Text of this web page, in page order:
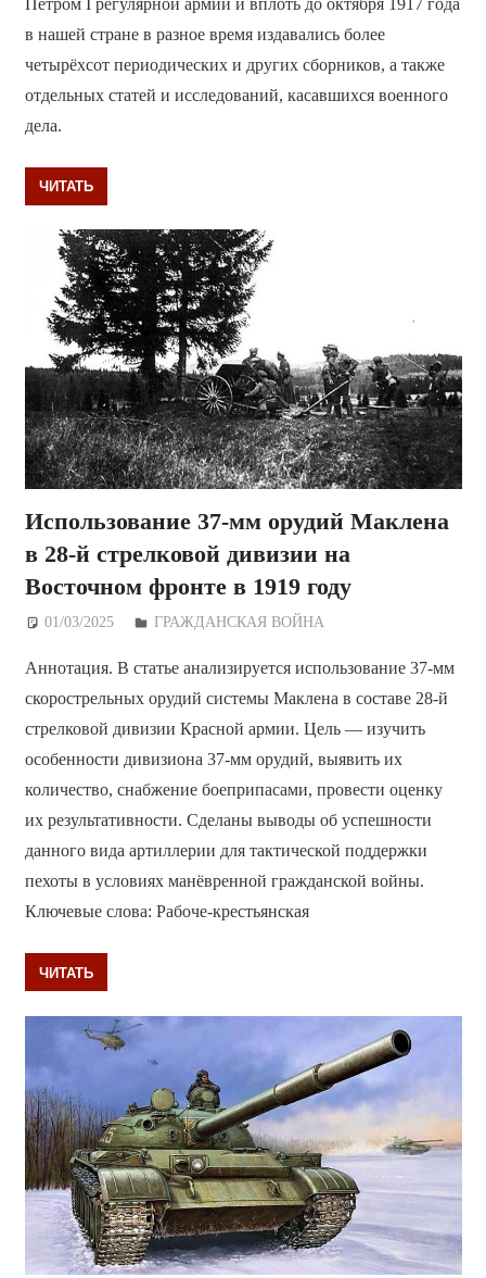
Петром I регулярной армии и вплоть до октября 1917 года
в нашей стране в разное время издавались более
четырёхсот периодических и других сборников, а также
отдельных статей и исследований, касавшихся военного
дела.
ЧИТАТЬ
Использование 37-мм орудий Маклена
в 28-й стрелковой дивизии на
Восточном фронте в 1919 году
01/03/2025 Дежурный по Редакции
ГРАЖДАНСКАЯ ВОЙНА
Аннотация. В статье анализируется использование 37-мм
скорострельных орудий системы Маклена в составе 28-й
стрелковой дивизии Красной армии. Цель — изучить
особенности дивизиона 37-мм орудий, выявить их
количество, снабжение боеприпасами, провести оценку
их результативности. Сделаны выводы об успешности
данного вида артиллерии для тактической поддержки
пехоты в условиях манёвренной гражданской войны.
Ключевые слова: Рабоче-крестьянская
ЧИТАТЬ